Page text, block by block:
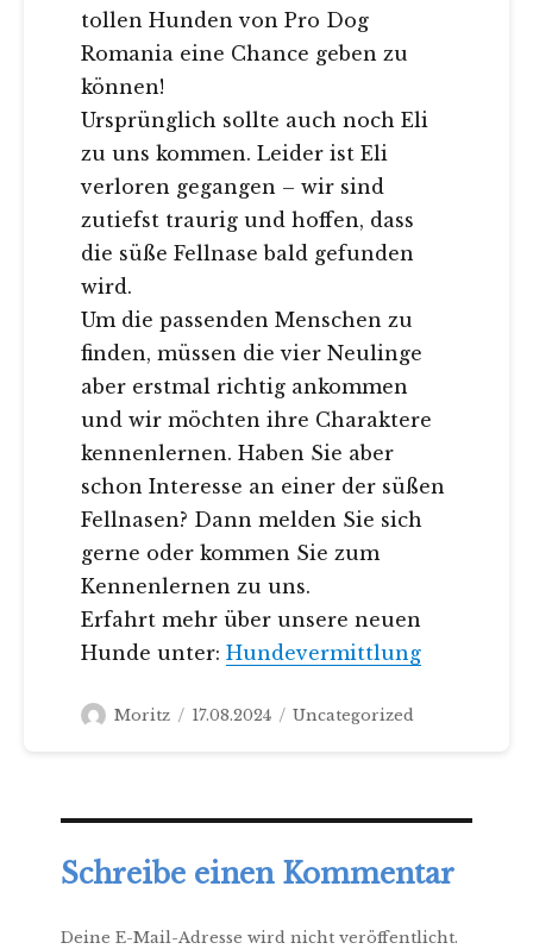
tollen Hunden von Pro Dog
Romania eine Chance geben zu
können!
Ursprünglich sollte auch noch Eli
zu uns kommen. Leider ist Eli
verloren gegangen – wir sind
zutiefst traurig und hoffen, dass
die süße Fellnase bald gefunden
wird.
Um die passenden Menschen zu
finden, müssen die vier Neulinge
aber erstmal richtig ankommen
und wir möchten ihre Charaktere
kennenlernen. Haben Sie aber
schon Interesse an einer der süßen
Fellnasen? Dann melden Sie sich
gerne oder kommen Sie zum
Kennenlernen zu uns.
Erfahrt mehr über unsere neuen
Hunde unter:Hundevermittlung
Autor
Moritz
Veröffentlicht
17.08.2024 Kategorien
Uncategorized
Schreibe einen Kommentar
Deine E-Mail-Adresse wird nicht veröffentlicht.